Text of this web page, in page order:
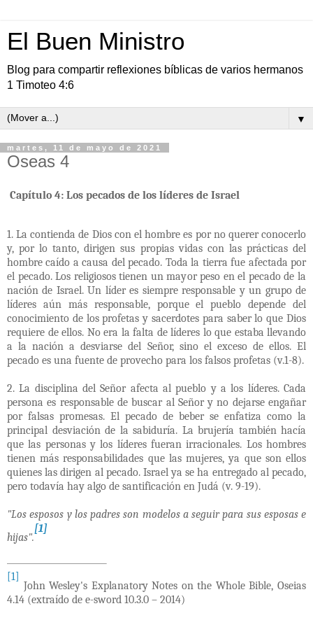
El Buen Ministro
Blog para compartir reflexiones bíblicas de varios hermanos
1 Timoteo 4:6
▼
martes, 11 de mayo de 2021
Oseas 4
Capítulo 4: Los pecados de los líderes de Israel
1. La contienda de Dios con el hombre es por no querer conocerlo
y, por lo tanto, dirigen sus propias vidas con las prácticas del
hombre caído a causa del pecado. Toda la tierra fue afectada por
el pecado. Los religiosos tienen un mayor peso en el pecado de la
nación de Israel. Un líder es siempre responsable y un grupo de
líderes aún más responsable, porque el pueblo depende del
conocimiento de los profetas y sacerdotes para saber lo que Dios
requiere de ellos. No era la falta de líderes lo que estaba llevando
a la nación a desviarse del Señor, sino el exceso de ellos. El
pecado es una fuente de provecho para los falsos profetas (v.1-8).
2. La disciplina del Señor afecta al pueblo y a los líderes. Cada
persona es responsable de buscar al Señor y no dejarse engañar
por falsas promesas. El pecado de beber se enfatiza como la
principal desviación de la sabiduría. La brujería también hacía
que las personas y los líderes fueran irracionales. Los hombres
tienen más responsabilidades que las mujeres, ya que son ellos
quienes las dirigen al pecado. Israel ya se ha entregado al pecado,
pero todavía hay algo de santificación en Judá (v. 9-19).
"Los esposos y los padres son modelos a seguir para sus esposas e
hijas".
[1]
[1]
John Wesley's Explanatory Notes on the Whole Bible, Oseias
4.14 (extraído de e-sword 10.3.0 – 2014)